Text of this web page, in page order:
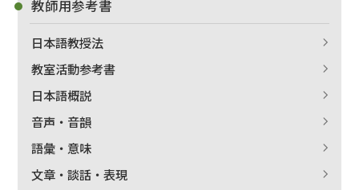
教師用参考書
日本語教授法
教室活動参考書
日本語概説
音声・音韻
語彙・意味
文章・談話・表現